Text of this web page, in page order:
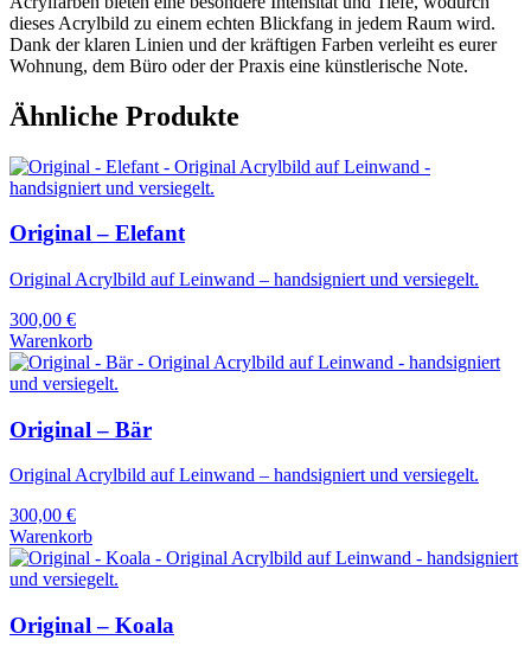
dieses Acrylbild zu einem echten Blickfang in jedem Raum wird.
Dank der klaren Linien und der kräftigen Farben verleiht es eurer
Wohnung, dem Büro oder der Praxis eine künstlerische Note.
Ähnliche Produkte
Original – Elefant
Original Acrylbild auf Leinwand – handsigniert und versiegelt.
300,00 €
Warenkorb
Original – Bär
Original Acrylbild auf Leinwand – handsigniert und versiegelt.
300,00 €
Warenkorb
Original – Koala